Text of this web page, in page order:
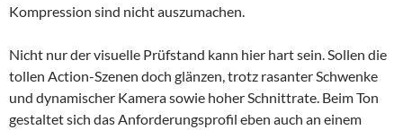
Kompression sind nicht auszumachen.
Nicht nur der visuelle Prüfstand kann hier hart sein. Sollen die
tollen Action-Szenen doch glänzen, trotz rasanter Schwenke
und dynamischer Kamera sowie hoher Schnittrate. Beim Ton
gestaltet sich das Anforderungsprofil eben auch an einem